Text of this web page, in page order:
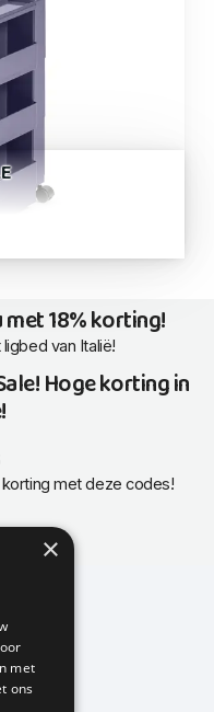
met 18% korting!
van Italië!
Hoge korting in
met deze codes!
×
met
ons